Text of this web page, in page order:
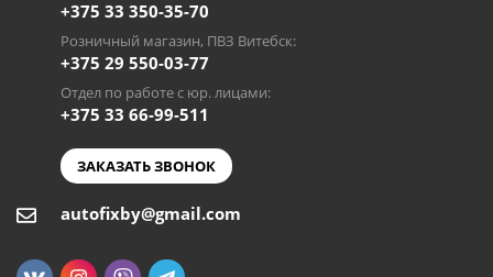
+375 33 350-35-70
Розничный магазин, ПВЗ Витебск:
+375 29 550-03-77
Отдел по работе с юр. лицами:
+375 33 66-99-511
ЗАКАЗАТЬ ЗВОНОК
autofixby@gmail.com